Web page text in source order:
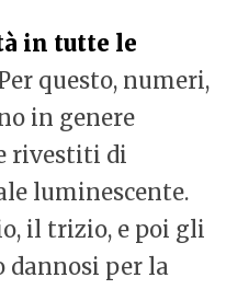
in tutte le
questo, numeri,
in genere
rivestiti di
luminescente.
il trizio, e poi gli
per la